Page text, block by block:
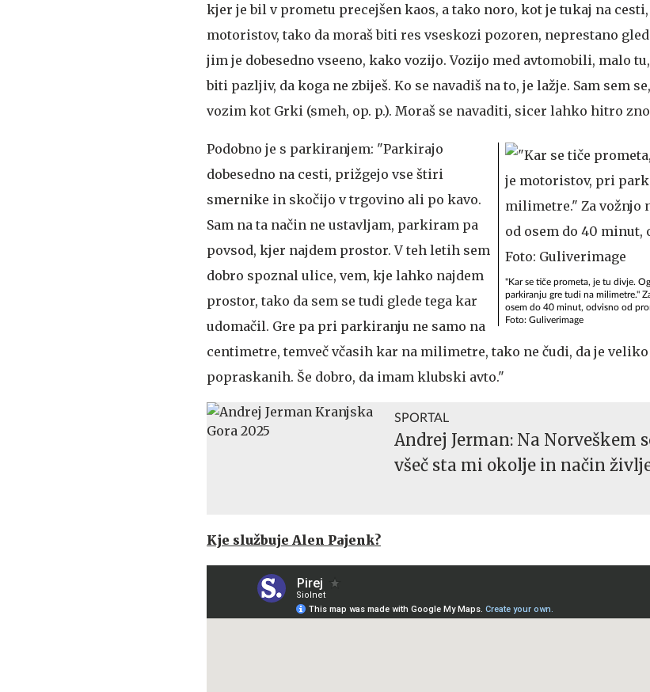
kjer je bil v prometu precejšen kaos, a tako noro, kot je tukaj na
motoristov, tako da moraš biti res vseskozi pozoren, neprestano
jim je dobesedno vseeno, kako vozijo. Vozijo med avtomobili, malo
biti pazljiv, da koga ne zbiješ. Ko se navadiš na to, je lažje. Sam sem
vozim kot Grki (smeh, op. p.). Moraš se navaditi, sicer lahko hitro
"Kar se tiče prometa, je tu divje.
parkiranju gre tudi na milimetre."
osem do 40 minut, odvisno od
Foto: Guliverimage
Podobno je s parkiranjem: "Parkirajo
dobesedno na cesti, prižgejo vse štiri
smernike in skočijo v trgovino ali po kavo.
Sam na ta način ne ustavljam, parkiram pa
povsod, kjer najdem prostor. V teh letih sem
dobro spoznal ulice, vem, kje lahko najdem
prostor, tako da sem se tudi glede tega kar
udomačil. Gre pa pri parkiranju ne samo na
centimetre, temveč včasih kar na milimetre, tako ne čudi, da je
popraskanih. Še dobro, da imam klubski avto."
SPORTAL
Andrej Jerman: Na Norveškem
všeč sta mi okolje in način
Kje službuje Alen Pajenk?